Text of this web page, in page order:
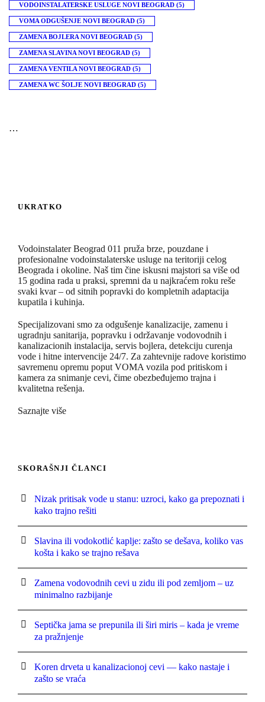
VODOINSTALATERSKE USLUGE NOVI BEOGRAD (5)
VOMA ODGUŠENJE NOVI BEOGRAD (5)
ZAMENA BOJLERA NOVI BEOGRAD (5)
ZAMENA SLAVINA NOVI BEOGRAD (5)
ZAMENA VENTILA NOVI BEOGRAD (5)
ZAMENA WC ŠOLJE NOVI BEOGRAD (5)
…
UKRATKO
Vodoinstalater Beograd 011 pruža brze, pouzdane i
profesionalne vodoinstalaterske usluge na teritoriji celog
Beograda i okoline. Naš tim čine iskusni majstori sa više od
15 godina rada u praksi, spremni da u najkraćem roku reše
svaki kvar – od sitnih popravki do kompletnih adaptacija
kupatila i kuhinja.
Specijalizovani smo za odgušenje kanalizacije, zamenu i
ugradnju sanitarija, popravku i održavanje vodovodnih i
kanalizacionih instalacija, servis bojlera, detekciju curenja
vode i hitne intervencije 24/7. Za zahtevnije radove koristimo
savremenu opremu poput VOMA vozila pod pritiskom i
kamera za snimanje cevi, čime obezbeđujemo trajna i
kvalitetna rešenja.
Saznajte više
SKORAŠNJI ČLANCI
Nizak pritisak vode u stanu: uzroci, kako ga prepoznati i
kako trajno rešiti
Slavina ili vodokotlić kaplje: zašto se dešava, koliko vas
košta i kako se trajno rešava
Zamena vodovodnih cevi u zidu ili pod zemljom – uz
minimalno razbijanje
Septička jama se prepunila ili širi miris – kada je vreme
za pražnjenje
Koren drveta u kanalizacionoj cevi — kako nastaje i
zašto se vraća